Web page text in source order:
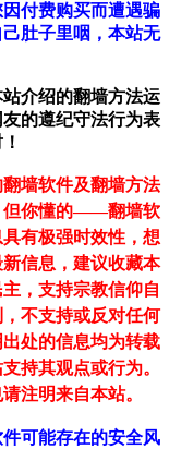
付费购买而遭遇骗
肚子里咽，本站无
介绍的翻墙方法运
的遵纪守法行为表
墙软件及翻墙方法
但你懂的——翻墙软
有极强时效性，想
信息，建议收藏本
，支持宗教信仰自
不支持或反对任何
处的信息均为转载
持其观点或行为。
注明来自本站。
可能存在的安全风